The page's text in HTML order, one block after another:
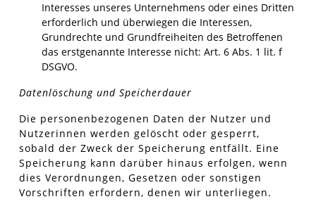
Interesses unseres Unternehmens oder eines Dritten
erforderlich und überwiegen die Interessen,
Grundrechte und Grundfreiheiten des Betroffenen
das erstgenannte Interesse nicht: Art. 6 Abs. 1 lit. f
DSGVO.
Datenlöschung und Speicherdauer
Die personenbezogenen Daten der Nutzer und
Nutzerinnen werden gelöscht oder gesperrt,
sobald der Zweck der Speicherung entfällt. Eine
Speicherung kann darüber hinaus erfolgen, wenn
dies Verordnungen, Gesetzen oder sonstigen
Vorschriften erfordern, denen wir unterliegen.